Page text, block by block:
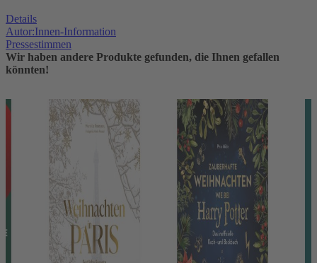
Details
Autor:Innen-Information
Pressestimmen
Wir haben andere Produkte gefunden, die Ihnen gefallen
könnten!